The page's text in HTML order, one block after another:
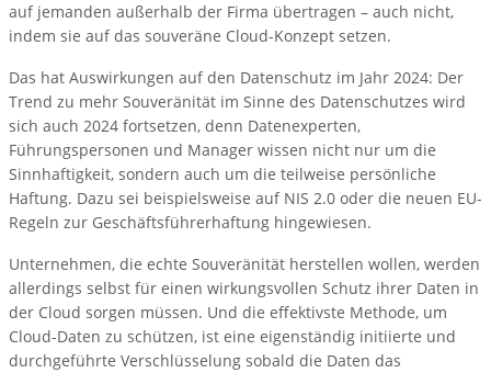
auf jemanden außerhalb der Firma übertragen – auch nicht,
indem sie auf das souveräne Cloud-Konzept setzen.
Das hat Auswirkungen auf den Datenschutz im Jahr 2024: Der
Trend zu mehr Souveränität im Sinne des Datenschutzes wird
sich auch 2024 fortsetzen, denn Datenexperten,
Führungspersonen und Manager wissen nicht nur um die
Sinnhaftigkeit, sondern auch um die teilweise persönliche
Haftung. Dazu sei beispielsweise auf NIS 2.0 oder die neuen EU-
Regeln zur Geschäftsführerhaftung hingewiesen.
Unternehmen, die echte Souveränität herstellen wollen, werden
allerdings selbst für einen wirkungsvollen Schutz ihrer Daten in
der Cloud sorgen müssen. Und die effektivste Methode, um
Cloud-Daten zu schützen, ist eine eigenständig initiierte und
durchgeführte Verschlüsselung sobald die Daten das